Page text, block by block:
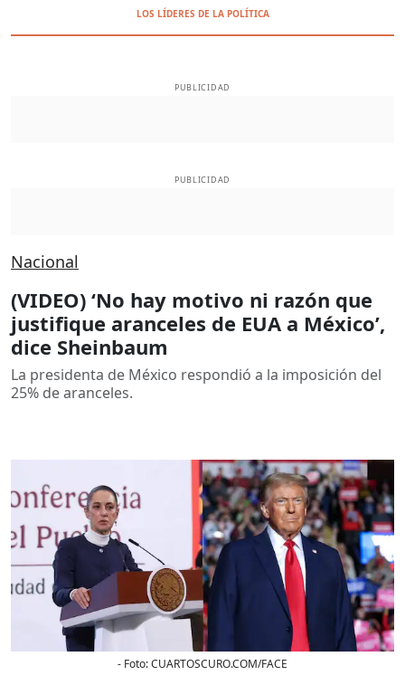
LOS LÍDERES DE LA POLÍTICA
PUBLICIDAD
PUBLICIDAD
Nacional
(VIDEO) ‘No hay motivo ni razón que
justifique aranceles de EUA a México’,
dice Sheinbaum
La presidenta de México respondió a la imposición del
25% de aranceles.
- Foto:CUARTOSCURO.COM/FACE